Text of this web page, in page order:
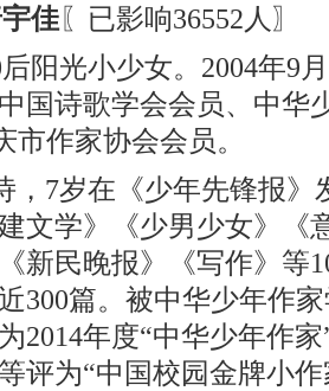
佳 〖已影响36552人〗
阳光小少女。2004年9
国诗歌学会会员、中华
市作家协会会员。
，7岁在《少年先锋报》
建文学》《少男少女》《
新民晚报》《写作》等
300篇。被中华少年作
2014年度“中华少年作
评为“中国校园金牌小